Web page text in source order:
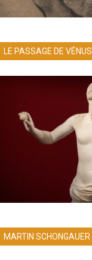
LE PASSAGE DE VÉNUS
MARTIN SCHONGAUER